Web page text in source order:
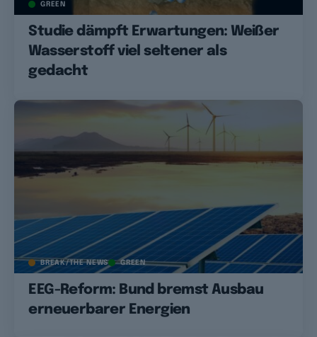
GREEN
Studie dämpft Erwartungen: Weißer
Wasserstoff viel seltener als
gedacht
BREAK/THE NEWS GREEN
EEG-Reform: Bund bremst Ausbau
erneuerbarer Energien